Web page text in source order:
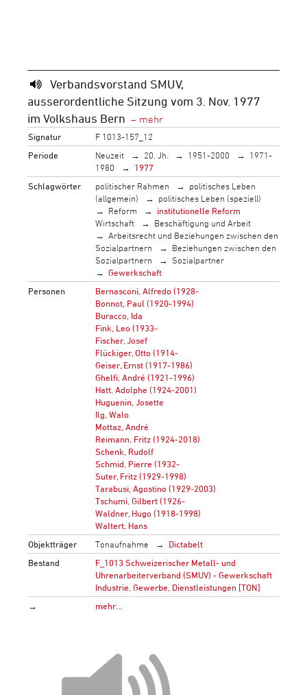
Verbandsvorstand SMUV,
ausserordentliche Sitzung vom 3. Nov. 1977
im Volkshaus Bern
Signatur
F 1013-157_12
Periode
Neuzeit 20. Jh. 1951-2000
1971-
1980
1977
Schlagwörter
politischer Rahmen
politisches Leben
(allgemein)
politisches Leben (speziell)
Reform
institutionelle Reform
Wirtschaft
Beschäftigung und Arbeit
Arbeitsrecht und Beziehungen zwischen den
Sozialpartnern
Beziehungen zwischen den
Sozialpartnern
Sozialpartner
Gewerkschaft
Personen
Bernasconi, Alfredo (1928-
Bonnot, Paul (1920-1994)
Buracco, Ida
Fink, Leo (1933-
Fischer, Josef
Flückiger, Otto (1914-
Geiser, Ernst (1917-1986)
Ghelfi, André (1921-1996)
Hatt, Adolphe (1924-2001)
Huguenin, Josette
Ilg, Walo
Mottaz, André
Reimann, Fritz (1924-2018)
Schenk, Rudolf
Schmid, Pierre (1932-
Suter, Fritz (1929-1998)
Tarabusi, Agostino (1929-2003)
Tschumi, Gilbert (1926-
Waldner, Hugo (1918-1998)
Waltert, Hans
Objektträger
Tonaufnahme
Dictabelt
Bestand
F_1013 Schweizerischer Metall- und
Uhrenarbeiterverband (SMUV) - Gewerkschaft
Industrie, Gewerbe, Dienstleistungen [TON]
→
mehr…